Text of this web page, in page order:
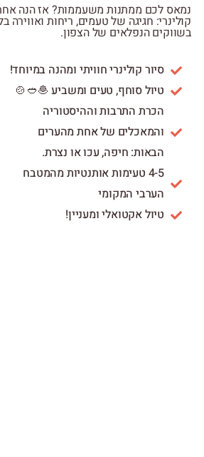
נמאס לכם ממתנות משעממות? אז הנה
קולינרי: חגיגה של טעמים, ריחות
בשווקים הנפלאים של הצפון.
סיור קולינרי חוויתי ומהנה במיוחד!
טיול סוחף, טעים ומשביע 🧆🥙🍲
הכרת התרבות וההיסטוריה
והמאכלים של אחת מהערים
הבאות: חיפה, עכו או נצרת.
4-5 טעימות אותנטיות מהמטבח
הערבי המקומי
טיול אקטואלי ומעניין!